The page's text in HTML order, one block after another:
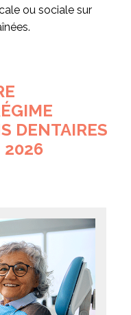
ou sociale sur
DENTAIRES
2026